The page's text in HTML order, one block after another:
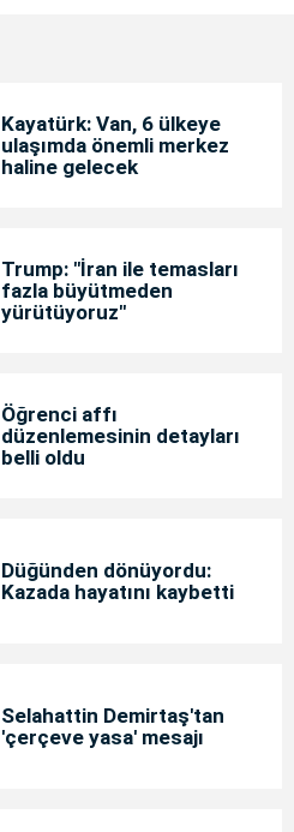
Kayatürk: Van, 6 ülkeye
ulaşımda önemli merkez
haline gelecek
Trump: "İran ile temasları
fazla büyütmeden
yürütüyoruz"
Öğrenci affı
düzenlemesinin detayları
belli oldu
Düğünden dönüyordu:
Kazada hayatını kaybetti
Selahattin Demirtaş'tan
'çerçeve yasa' mesajı